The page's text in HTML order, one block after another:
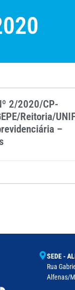
2/2020/CP-
Reitoria/
–
SEDE -
Rua
Alfenas/